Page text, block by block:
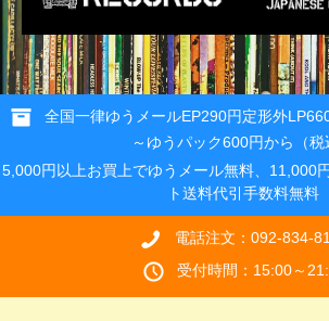
全国一律ゆうメールEP290円定形外
～ゆうパック600円から（税
5,000円以上お買上でゆうメール無料、11,000
ト送料代引手数料無料
電話注文：092-834-
受付時間：15:00～